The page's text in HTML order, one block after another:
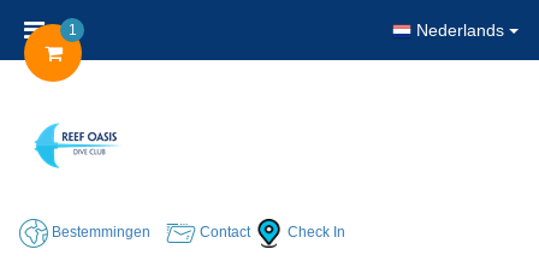
Nederlands
Bestemmingen Contact Check In
1